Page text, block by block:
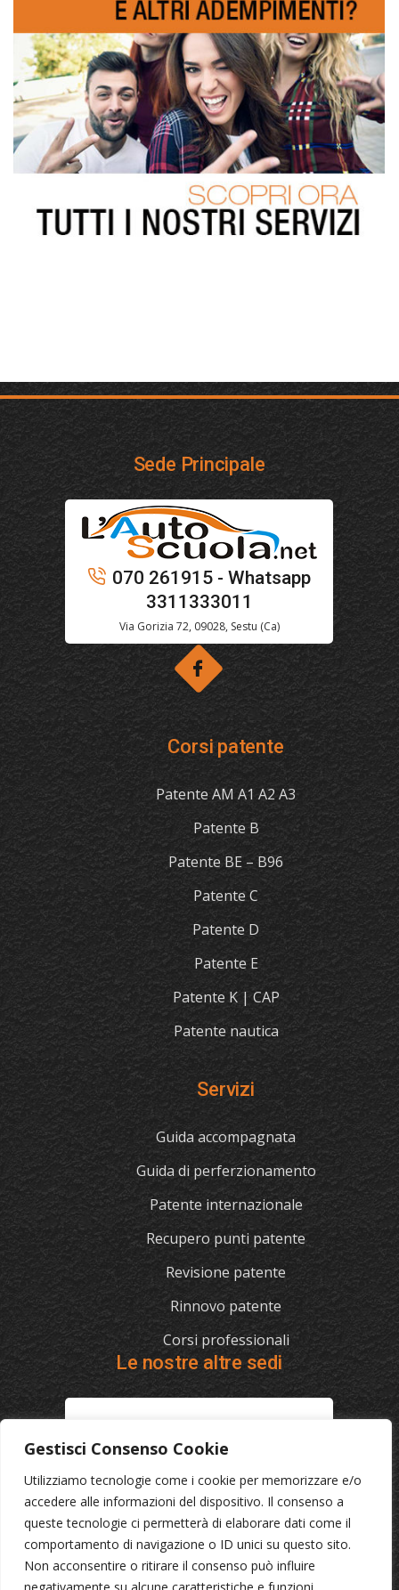
Gestisci Consenso Cookie
Utilizziamo tecnologie come i cookie per memorizzare e/o
accedere alle informazioni del dispositivo. Il consenso a
queste tecnologie ci permetterà di elaborare dati come il
comportamento di navigazione o ID unici su questo sito.
Non acconsentire o ritirare il consenso può influire
Sede Principale
070 261915 - Whatsapp
3311333011
Via Gorizia 72, 09028, Sestu (Ca)
Corsi patente
Patente AM A1 A2 A3
Patente B
Patente BE – B96
Patente C
Patente D
Patente E
Patente K | CAP
Patente nautica
Servizi
Guida accompagnata
Guida di perferzionamento
Patente internazionale
Recupero punti patente
Revisione patente
Rinnovo patente
Corsi professionali
Le nostre altre sedi
070/721841
Via Cagliari 129, 09012 Capoterra (Ca)
© 2023 L'Autoscuola • Partita IVA: 04046040921 •Privacy
Cookie Policy